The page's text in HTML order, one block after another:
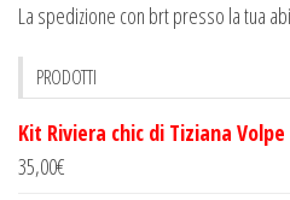
La spedizione con brt presso la tua
PRODOTTI
Kit Riviera chic di Tiziana
35,00€